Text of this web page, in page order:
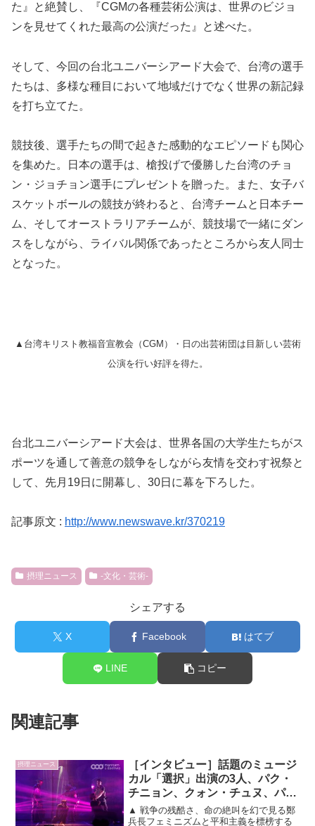
た』と絶賛し、『CGMの各種芸術公演は、世界のビジョ
ンを見せてくれた最高の公演だった』と述べた。
そして、今回の台北ユニバーシアード大会で、台湾の選手
たちは、多様な種目において地域だけでなく世界の新記録
を打ち立てた。
競技後、選手たちの間で起きた感動的なエピソードも関心
を集めた。日本の選手は、槍投げで優勝した台湾のチョ
ン・ジョチョン選手にプレゼントを贈った。また、女子バ
スケットボールの競技が終わると、台湾チームと日本チー
ム、そしてオーストラリアチームが、競技場で一緒にダン
スをしながら、ライバル関係であったところから友人同士
となった。
▲台湾キリスト教福音宣教会（CGM）・日の出芸術団は目新しい芸術
公演を行い好評を得た。
台北ユニバーシアード大会は、世界各国の大学生たちがス
ポーツを通して善意の競争をしながら友情を交わす祝祭と
して、先月19日に開幕し、30日に幕を下ろした。
記事原文 : http://www.newswave.kr/370219
摂理ニュース -文化・芸術-
シェアする
X Facebook はてブ
LINE コピー
関連記事
摂理ニュース
［インタビュー］話題のミュージ
カル「選択」出演の3人、パク・
チニョン、クォン・チュヌ、パ
ク・ウンジンに会う
▲ 戦争の残酷さ、命の絶叫を幻で見る鄭
兵長フェミニズムと平和主義を標榜する